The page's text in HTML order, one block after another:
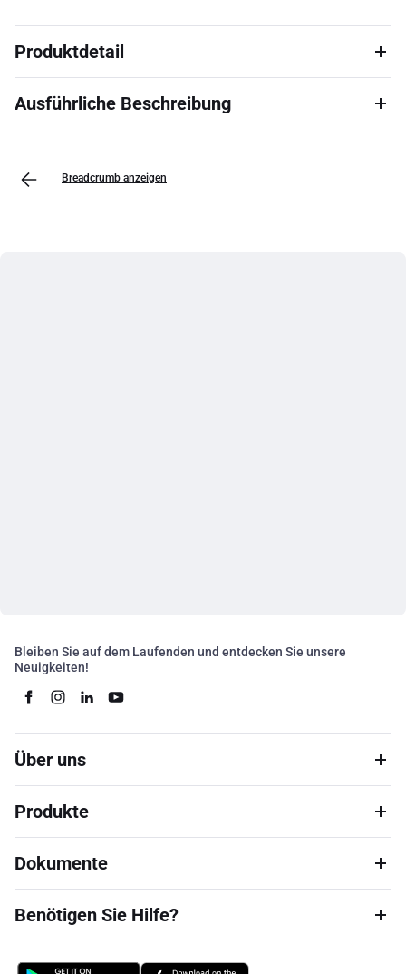
Produktdetail
Ausführliche Beschreibung
Breadcrumb anzeigen
Bleiben Sie auf dem Laufenden und entdecken Sie unsere
Neuigkeiten!
Über uns
Produkte
Dokumente
Benötigen Sie Hilfe?